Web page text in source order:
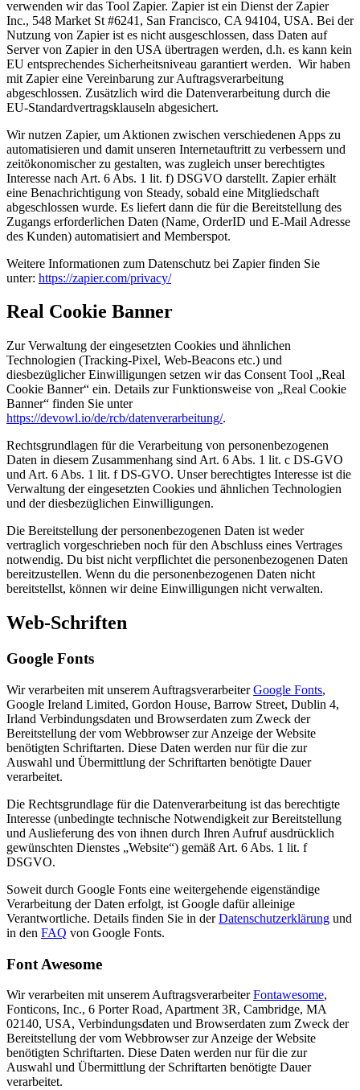
verwenden wir das Tool Zapier. Zapier ist ein Dienst der Zapier
Inc., 548 Market St #6241, San Francisco, CA 94104, USA. Bei der
Nutzung von Zapier ist es nicht ausgeschlossen, dass Daten auf
Server von Zapier in den USA übertragen werden, d.h. es kann kein
EU entsprechendes Sicherheitsniveau garantiert werden. Wir haben
mit Zapier eine Vereinbarung zur Auftragsverarbeitung
abgeschlossen. Zusätzlich wird die Datenverarbeitung durch die
EU-Standardvertragsklauseln abgesichert.
Wir nutzen Zapier, um Aktionen zwischen verschiedenen Apps zu
automatisieren und damit unseren Internetauftritt zu verbessern und
zeitökonomischer zu gestalten, was zugleich unser berechtigtes
Interesse nach Art. 6 Abs. 1 lit. f) DSGVO darstellt. Zapier erhält
eine Benachrichtigung von Steady, sobald eine Mitgliedschaft
abgeschlossen wurde. Es liefert dann die für die Bereitstellung des
Zugangs erforderlichen Daten (Name, OrderID und E-Mail Adresse
des Kunden) automatisiert and Memberspot.
Weitere Informationen zum Datenschutz bei Zapier finden Sie
unter: https://zapier.com/privacy/
Real Cookie Banner
Zur Verwaltung der eingesetzten Cookies und ähnlichen
Technologien (Tracking-Pixel, Web-Beacons etc.) und
diesbezüglicher Einwilligungen setzen wir das Consent Tool „Real
Cookie Banner“ ein. Details zur Funktionsweise von „Real Cookie
Banner“ finden Sie unter
https://devowl.io/de/rcb/datenverarbeitung/.
Rechtsgrundlagen für die Verarbeitung von personenbezogenen
Daten in diesem Zusammenhang sind Art. 6 Abs. 1 lit. c DS-GVO
und Art. 6 Abs. 1 lit. f DS-GVO. Unser berechtigtes Interesse ist die
Verwaltung der eingesetzten Cookies und ähnlichen Technologien
und der diesbezüglichen Einwilligungen.
Die Bereitstellung der personenbezogenen Daten ist weder
vertraglich vorgeschrieben noch für den Abschluss eines Vertrages
notwendig. Du bist nicht verpflichtet die personenbezogenen Daten
bereitzustellen. Wenn du die personenbezogenen Daten nicht
bereitstellst, können wir deine Einwilligungen nicht verwalten.
Web-Schriften
Google Fonts
Wir verarbeiten mit unserem AuftragsverarbeiterGoogle Fonts,
Google Ireland Limited, Gordon House, Barrow Street, Dublin 4,
Irland Verbindungsdaten und Browserdaten zum Zweck der
Bereitstellung der vom Webbrowser zur Anzeige der Website
benötigten Schriftarten. Diese Daten werden nur für die zur
Auswahl und Übermittlung der Schriftarten benötigte Dauer
verarbeitet.
Die Rechtsgrundlage für die Datenverarbeitung ist das berechtigte
Interesse (unbedingte technische Notwendigkeit zur Bereitstellung
und Auslieferung des von ihnen durch Ihren Aufruf ausdrücklich
gewünschten Dienstes „Website“) gemäß Art. 6 Abs. 1 lit. f
DSGVO.
Soweit durch Google Fonts eine weitergehende eigenständige
Verarbeitung der Daten erfolgt, ist Google dafür alleinige
Verantwortliche. Details finden Sie in derDatenschutzerklärung und
in den FAQ von Google Fonts.
Font Awesome
Wir verarbeiten mit unserem AuftragsverarbeiterFontawesome,
Fonticons, Inc., 6 Porter Road, Apartment 3R, Cambridge, MA
02140, USA, Verbindungsdaten und Browserdaten zum Zweck der
Bereitstellung der vom Webbrowser zur Anzeige der Website
benötigten Schriftarten. Diese Daten werden nur für die zur
Auswahl und Übermittlung der Schriftarten benötigte Dauer
verarbeitet.